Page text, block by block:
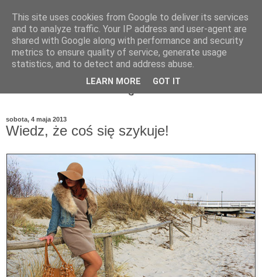
sobota, 4 maja 2013
Wiedz, że coś się szykuje!
This site uses cookies from Google to deliver its services
and to analyze traffic. Your IP address and user-agent are
shared with Google along with performance and security
metrics to ensure quality of service, generate usage
statistics, and to detect and address abuse.
LEARN MORE GOT IT